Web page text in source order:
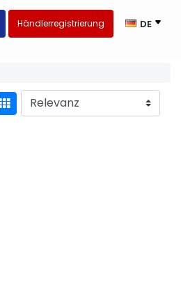
Händlerregistrierung DE